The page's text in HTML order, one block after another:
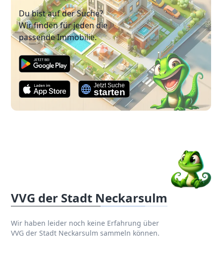
Du bist auf der Suche?
Wir finden für jeden die
passende Immobilie.
VVG der Stadt Neckarsulm
Wir haben leider noch keine Erfahrung über
VVG der Stadt Neckarsulm sammeln können.